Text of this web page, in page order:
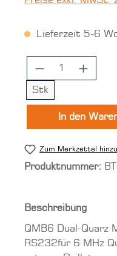
Lieferzeit 5-6
Produkt
Stk
In den
Zum Merkzettel
Produktnummer:
Beschreibung
QMB6 Dual-Quarz
RS232für 6 MHz